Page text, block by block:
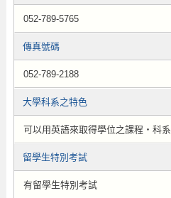
052-789-5765
傳真號碼
052-789-2188
大學科系之特色
可以用英語來取得學位之課程・科系
留學生特別考試
有留學生特別考試